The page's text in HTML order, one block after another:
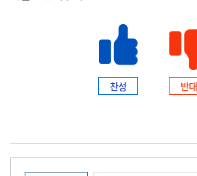
찬성 반대